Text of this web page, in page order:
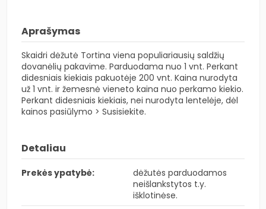
Aprašymas
Skaidri dėžutė Tortina viena populiariausių saldžių
dovanėlių pakavime. Parduodama nuo 1 vnt. Perkant
didesniais kiekiais pakuotėje 200 vnt. Kaina nurodyta
už 1 vnt. ir žemesnė vieneto kaina nuo perkamo kiekio.
Perkant didesniais kiekiais, nei nurodyta lentelėje, dėl
kainos pasiūlymo > Susisiekite.
Detaliau
Prekės ypatybė:
dėžutės parduodamos
neišlankstytos t.y.
išklotinėse.